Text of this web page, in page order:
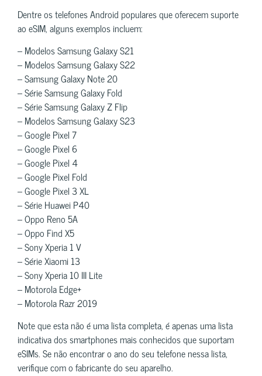
Dentre os telefones Android populares que oferecem suporte
ao eSIM, alguns exemplos incluem:
– Modelos Samsung Galaxy S21
– Modelos Samsung Galaxy S22
– Samsung Galaxy Note 20
– Série Samsung Galaxy Fold
– Série Samsung Galaxy Z Flip
– Modelos Samsung Galaxy S23
– Google Pixel 7
– Google Pixel 6
– Google Pixel 4
– Google Pixel Fold
– Google Pixel 3 XL
– Série Huawei P40
– Oppo Reno 5A
– Oppo Find X5
– Sony Xperia 1 V
– Série Xiaomi 13
– Sony Xperia 10 III Lite
– Motorola Edge+
– Motorola Razr 2019
Note que esta não é uma lista completa, é apenas uma lista
indicativa dos smartphones mais conhecidos que suportam
eSIMs. Se não encontrar o ano do seu telefone nessa lista,
verifique com o fabricante do seu aparelho.